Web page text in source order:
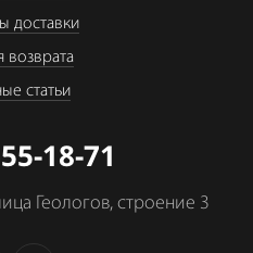
доставки
возврата
статьи
18-71
Геологов, строение 3